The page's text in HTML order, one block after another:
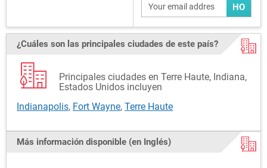
HO
¿Cuáles son las principales ciudades de este país?
Principales ciudades en Terre Haute, Indiana,
Estados Unidos incluyen
Indianapolis, Fort Wayne, Terre Haute
Más información disponible (en Inglés)